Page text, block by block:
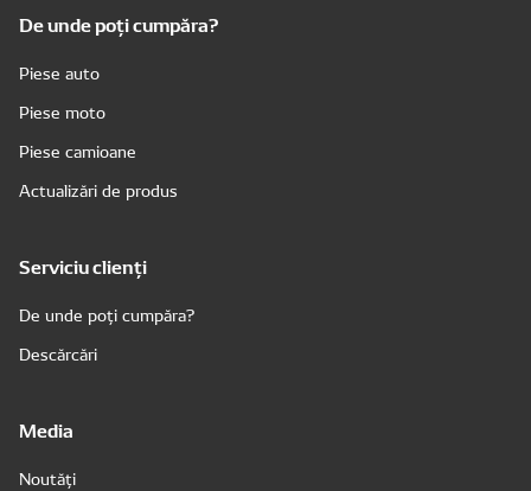
De unde poți cumpăra?
Piese auto
Piese moto
Piese camioane
Actualizări de produs
Serviciu clienți
De unde poți cumpăra?
Descărcări
Media
Noutăți